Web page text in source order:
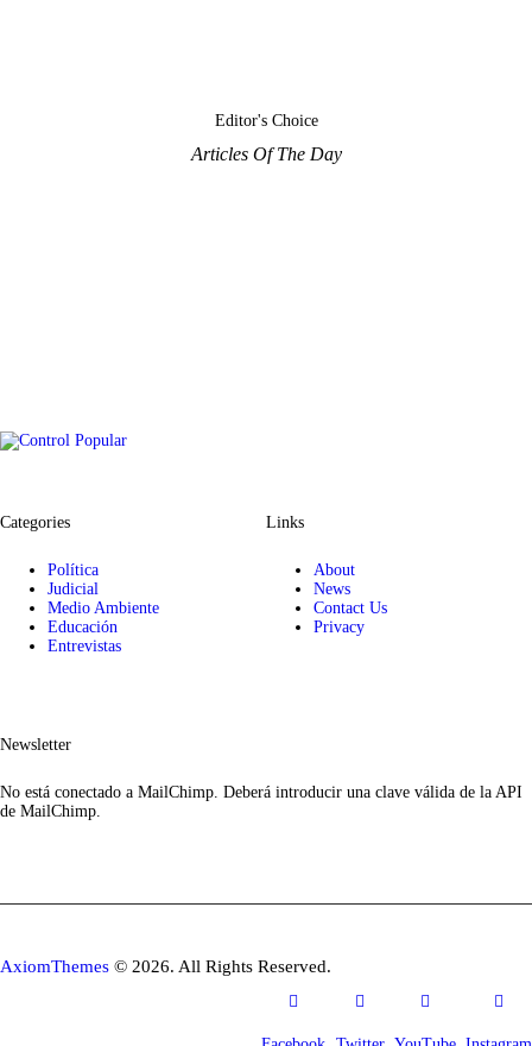
Editor's Choice
Articles Of The Day
Categories
Política
Judicial
Medio Ambiente
Educación
Entrevistas
Links
About
News
Contact Us
Privacy
Newsletter
No está conectado a MailChimp. Deberá introducir una clave válida de la API
de MailChimp.
AxiomThemes © 2026. All Rights Reserved.